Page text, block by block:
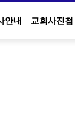
안내 교회사진첩